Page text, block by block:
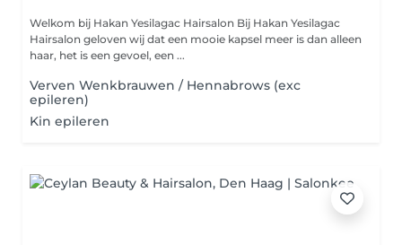
Welkom bij Hakan Yesilagac Hairsalon Bij Hakan Yesilagac
Hairsalon geloven wij dat een mooie kapsel meer is dan alleen
haar, het is een gevoel, een ...
Verven Wenkbrauwen / Hennabrows (exc
epileren)
Kin epileren